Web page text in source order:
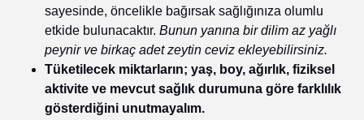
sayesinde, öncelikle bağırsak sağlığınıza olumlu
etkide bulunacaktır. Bunun yanına bir dilim az yağlı
peynir ve birkaç adet zeytin ceviz ekleyebilirsiniz.
Tüketilecek miktarların; yaş, boy, ağırlık, fiziksel
aktivite ve mevcut sağlık durumuna göre farklılık
gösterdiğini unutmayalım.